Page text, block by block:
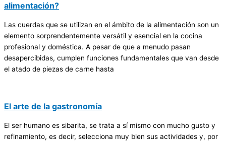
alimentación?
Las cuerdas que se utilizan en el ámbito de la alimentación son un
elemento sorprendentemente versátil y esencial en la cocina
profesional y doméstica. A pesar de que a menudo pasan
desapercibidas, cumplen funciones fundamentales que van desde
el atado de piezas de carne hasta
El arte de la gastronomía
El ser humano es sibarita, se trata a sí mismo con mucho gusto y
refinamiento, es decir, selecciona muy bien sus actividades y, por